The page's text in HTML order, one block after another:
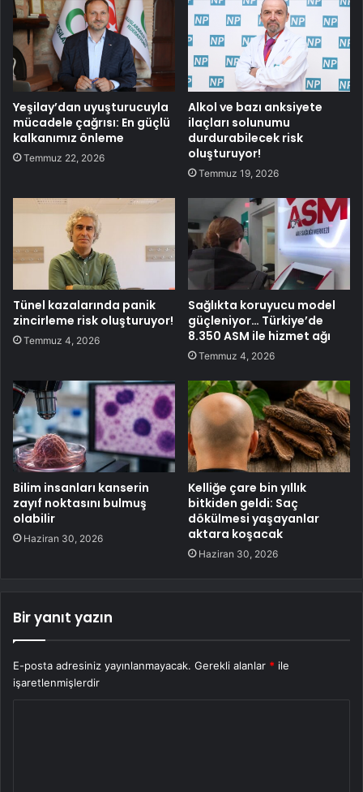
Yeşilay’dan uyuşturucuyla
mücadele çağrısı: En güçlü
kalkanımız önleme
Temmuz 22, 2026
Alkol ve bazı anksiyete
ilaçları solunumu
durdurabilecek risk
oluşturuyor!
Temmuz 19, 2026
Tünel kazalarında panik
zincirleme risk oluşturuyor!
Temmuz 4, 2026
Sağlıkta koruyucu model
güçleniyor… Türkiye’de
8.350 ASM ile hizmet ağı
Temmuz 4, 2026
Bilim insanları kanserin
zayıf noktasını bulmuş
olabilir
Haziran 30, 2026
Kelliğe çare bin yıllık
bitkiden geldi: Saç
dökülmesi yaşayanlar
aktara koşacak
Haziran 30, 2026
Bir yanıt yazın
E-posta adresiniz yayınlanmayacak. Gerekli alanlar * ile
işaretlenmişlerdir